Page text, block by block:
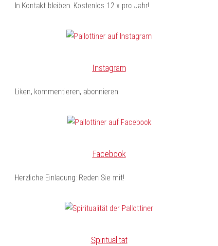
In Kontakt bleiben. Kostenlos 12 x pro Jahr!
Instagram
Liken, kommentieren, abonnieren
Facebook
Herzliche Einladung: Reden Sie mit!
Spiritualität